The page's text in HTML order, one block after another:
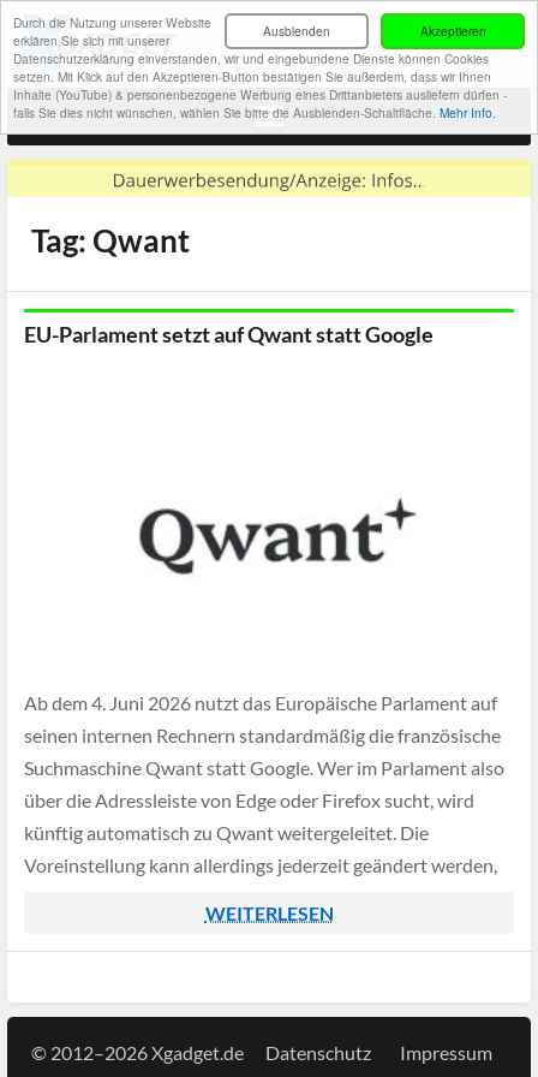
Akzeptieren
Ausblenden
Durch die Nutzung unserer Website
erklären Sie sich mit unserer
Datenschutzerklärung einverstanden, wir und eingebundene Dienste können Cookies
setzen. Mit Klick auf den Akzeptieren-Button bestätigen Sie außerdem, dass wir Ihnen
Inhalte (YouTube) & personenbezogene Werbung eines Drittanbieters ausliefern dürfen -
falls Sie dies nicht wünschen, wählen Sie bitte die Ausblenden-Schaltfläche. Mehr Info.
Tag: Qwant
EU-Parlament setzt auf Qwant statt Google
Ab dem 4. Juni 2026 nutzt das Europäische Parlament auf
seinen internen Rechnern standardmäßig die französische
Suchmaschine Qwant statt Google. Wer im Parlament also
über die Adressleiste von Edge oder Firefox sucht, wird
künftig automatisch zu Qwant weitergeleitet. Die
Voreinstellung kann allerdings jederzeit geändert werden,
WEITERLESEN
© 2012–2026 Xgadget.de Datenschutz Impressum